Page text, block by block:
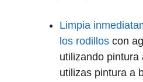
Limpia
los rodillos con
utilizando pintura
utilizas pintura a